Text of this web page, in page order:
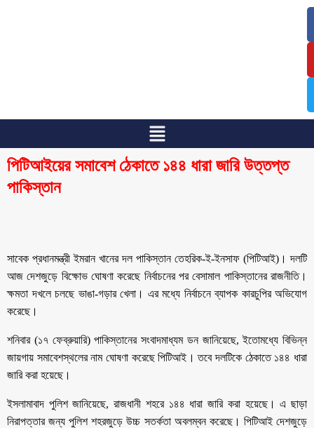
পিটিআইয়ের সমাবেশ ঠেকাতে ১৪৪ ধারা জারি উত্তপ্ত
পাকিস্তান
সাবেক প্রধানমন্ত্রী ইমরান খানের দল পাকিস্তান তেহরিক-ই-ইনসাফ (পিটিআই)। দলটি
আজ দেশজুড়ে বিক্ষোভ ঘোষণা করেছে নির্বাচনের পর বেসামাল পাকিস্তানের রাজনীতি।
ক্ষমতা দখলে চলছে ভাঙা-গড়ার খেলা। এর মধ্যে নির্বাচনে ব্যাপক কারচুপির অভিযোগ
করেছে।
শনিবার (১৭ ফেব্রুয়ারি) পাকিস্তানের সংবাদমাধ্যম ডন জানিয়েছে, ইতোমধ্যে বিভিন্ন
জায়গায় সমাবেশস্থলের নাম ঘোষণা করেছে পিটিআই। তবে দলটিকে ঠেকাতে ১৪৪ ধারা
জারি করা হয়েছে।
ইসলামাবাদ পুলিশ জানিয়েছে, রাজধানী শহরে ১৪৪ ধারা জারি করা হয়েছে। এ ছাড়া
নিরাপত্তার জন্য পুলিশ শহরজুড়ে উচ্চ সতর্কতা অবলম্বন করেছে। পিটিআই দেশজুড়ে